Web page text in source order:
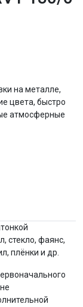
на металле,
цвета, быстро
атмосферные
стекло, фаянс,
плёнки и др.